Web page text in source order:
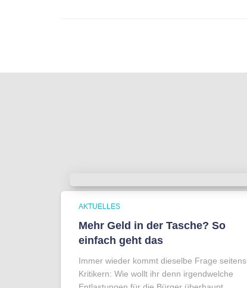
AKTUELLES
Mehr Geld in der Tasche? So
einfach geht das
Immer wieder kommt dieselbe Frage seitens
Kritikern: Wie wollt ihr denn irgendwelche